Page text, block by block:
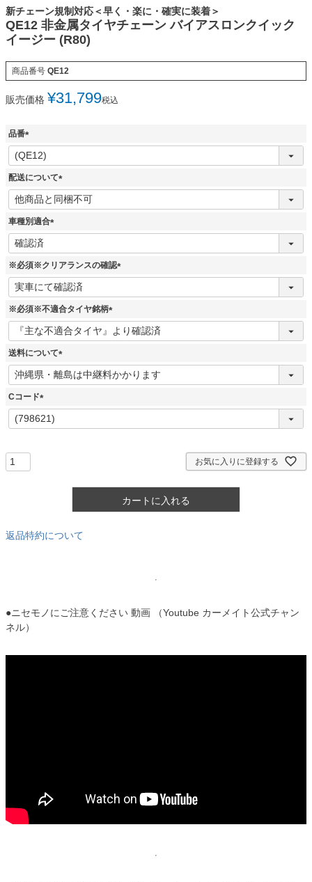
新チェーン規制対応＜早く・楽に・確実に装着＞
QE12 非金属タイヤチェーン バイアスロンクイック
イージー (R80)
商品番号 QE12
販売価格 ¥31,799税込
品番
(
必
須
配送について
(
必
車種別適合
(
須
※必須※クリアランスの確認
(
※必須※不適合タイヤ銘柄
(
必
送料について
(
必
Cコード
(
必
お気に入りに登録する
カートに入れる
返品特約について
●ニセモノにご注意ください 動画 （Youtube カーメイト公式チャン
ネル）